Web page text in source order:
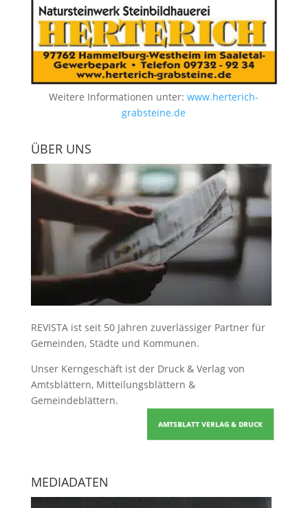
Weitere Informationen unter:www.herterich-
grabsteine.de
ÜBER UNS
REVISTA ist seit 50 Jahren zuverlässiger Partner für
Gemeinden, Städte und Kommunen.
Unser Kerngeschäft ist der Druck & Verlag von
Amtsblättern, Mitteilungsblättern &
Gemeindeblättern.
AMTSBLATT VERLAG & DRUCK
MEDIADATEN